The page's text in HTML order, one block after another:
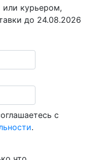
или курьером,
до 24.08.2026
с
.